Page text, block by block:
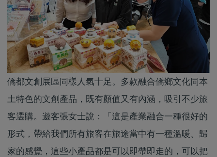
僑都文創展區同樣人氣十足。多款融合僑鄉文化同本
土特色的文創產品，既有顏值又有內涵，吸引不少旅
客選購。遊客張女士說：「這是產業融合一種很好的
形式，帶給我們所有旅客在旅途當中有一種溫暖、歸
家的感覺，這些小產品都是可以即帶即走的，可以把